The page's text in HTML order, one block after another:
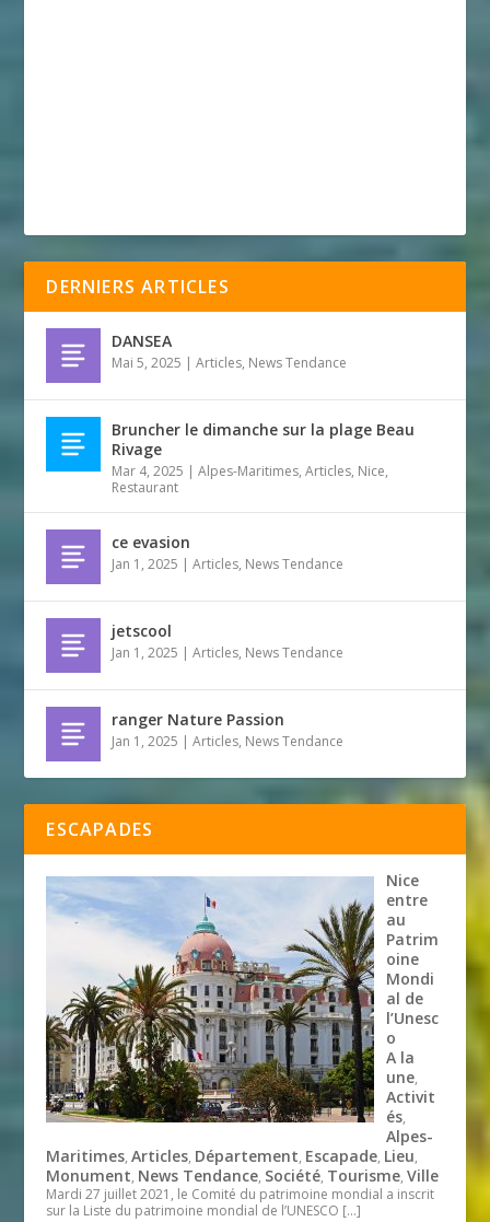
DERNIERS ARTICLES
DANSEA
Mai 5, 2025 |Articles, News Tendance
Bruncher le dimanche sur la plage Beau
Rivage
Mar 4, 2025 |Alpes-Maritimes,Articles, Nice,
Restaurant
ce evasion
Jan 1, 2025 |Articles, News Tendance
jetscool
Jan 1, 2025 |Articles, News Tendance
ranger Nature Passion
Jan 1, 2025 |Articles, News Tendance
ESCAPADES
Nice
entre
au
Patrim
oine
Mondi
al de
l’Unesc
o
A la
une,
Activit
és,
Alpes-
Maritimes,Articles, Département, Escapade, Lieu,
Monument, News Tendance, Société, Tourisme,Ville
Mardi 27 juillet 2021, le Comité du patrimoine mondial a inscrit
sur la Liste du patrimoine mondial de l’UNESCO […]